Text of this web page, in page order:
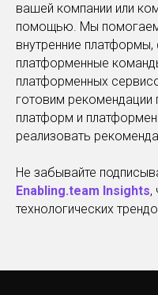
вашей компании или
помощью. Мы помогаем
внутренние
платформенные
платформенных
готовим
платформ и
реализовать
Не забывайте
Enabling.team Insights,
технологических